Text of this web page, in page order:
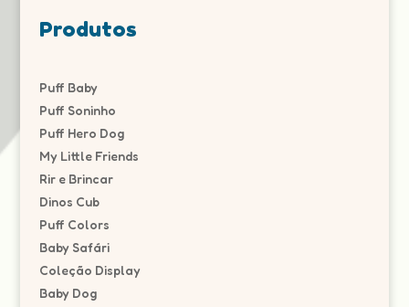
Produtos
Puff Baby
Puff Soninho
Puff Hero Dog
My Little Friends
Rir e Brincar
Dinos Cub
Puff Colors
Baby Safári
Coleção Display
Baby Dog